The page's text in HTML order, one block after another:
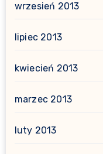
wrzesień 2013
lipiec 2013
kwiecień 2013
marzec 2013
luty 2013